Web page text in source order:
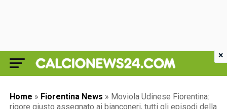
Home » Fiorentina News » Moviola Udinese Fiorentina:
rigore giusto assegnato ai bianconeri, tutti gli episodi della
×